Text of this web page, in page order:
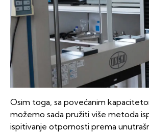
Osim toga, sa povećanim
možemo sada pružiti više metoda
ispitivanje otpornosti prema